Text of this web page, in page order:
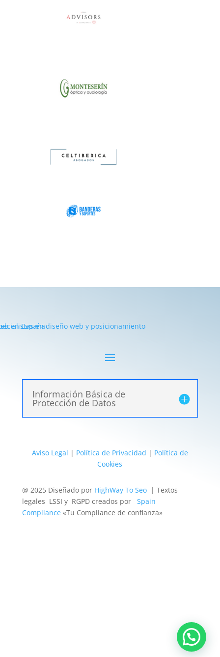
Información Básica de
Protección de Datos
Aviso Legal | Política de Privacidad | Política de
Cookies
@ 2025 Diseñado por HighWay To Seo| Textos
legales LSSI y RGPD creados por Spain
Compliance«Tu Compliance de confianza»